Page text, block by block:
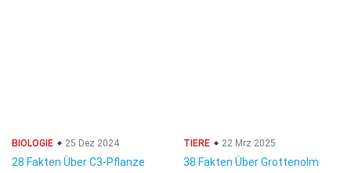
BIOLOGIE 25 Dez 2024
28 Fakten Über C3-Pflanze
TIERE 22 Mrz 2025
38 Fakten Über Grottenolm